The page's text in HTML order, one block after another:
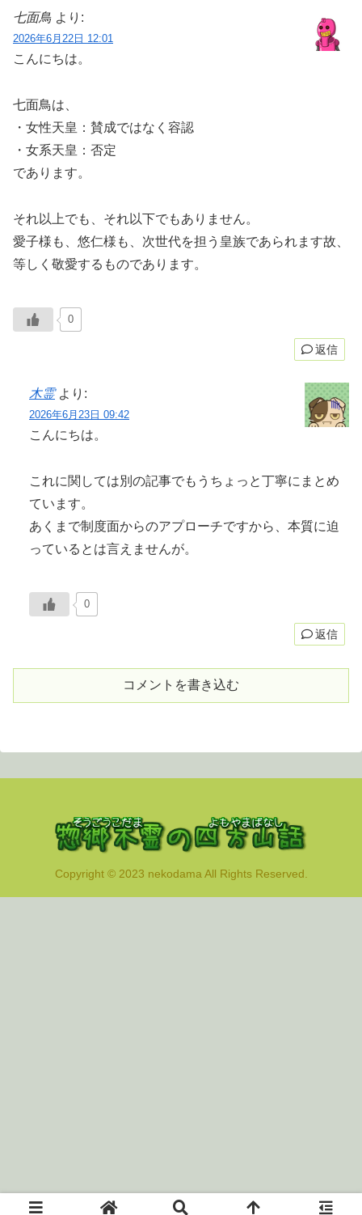
七面鳥 より:
2026年6月22日 12:01
こんにちは。
七面鳥は、
・女性天皇：賛成ではなく容認
・女系天皇：否定
であります。
それ以上でも、それ以下でもありません。
愛子様も、悠仁様も、次世代を担う皇族であられます故、
等しく敬愛するものであります。
0
返信
木霊 より:
2026年6月23日 09:42
こんにちは。
これに関しては別の記事でもうちょっと丁寧にまとめ
ています。
あくまで制度面からのアプローチですから、本質に迫
っているとは言えませんが。
0
返信
コメントを書き込む
Copyright © 2023 nekodama All Rights Reserved.